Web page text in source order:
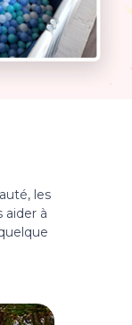
les
aider à